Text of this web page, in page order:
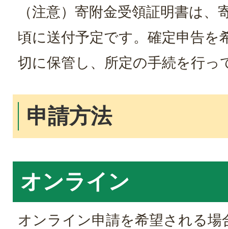
（注意）寄附金受領証明書は、
頃に送付予定です。確定申告を
切に保管し、所定の手続を行っ
申請方法
オンライン
オンライン申請を希望される場